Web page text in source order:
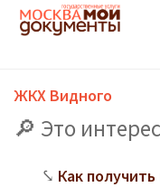
ЖКХ Видного
Это
Как